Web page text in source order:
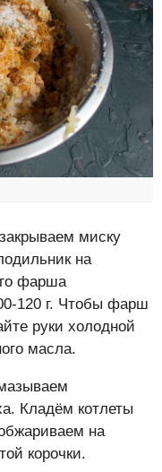
миску
на
фарша
120 г. Чтобы фарш
руки холодной
масла.
Кладём котлеты
на
корочки.